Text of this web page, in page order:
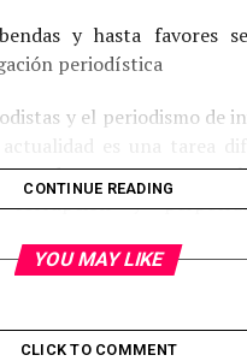
y hasta favores
periodística
y el periodismo de
de mantenerse en el
y perpetran
leyes para de esta
CONTINUE READING
YOU MAY LIKE
CLICK TO COMMENT